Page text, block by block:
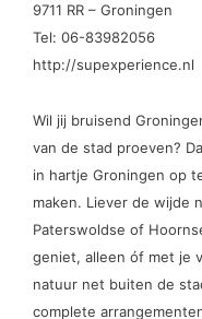
9711 RR – Groningen
Tel: 06-83982056
http://supexperience.nl
Wil jij bruisend
van de stad proeven?
in hartje Groningen op
maken. Liever de wijde
Paterswoldse of
geniet, alleen óf met je
natuur net buiten de
complete